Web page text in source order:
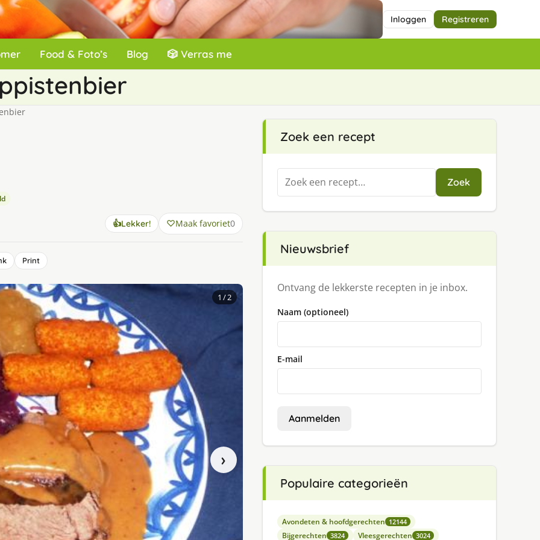
Inloggen Registreren
Food & Foto’s Blog 🎲 Verras me
👍Lekker! Maak favoriet0
Print
›
1 / 2
Zoek een recept
Zoeken
naar:
Zoek
Nieuwsbrief
Ontvang de lekkerste recepten in je inbox.
Naam (optioneel)
E-mail
Aanmelden
Populaire categorieën
Avondeten & hoofdgerechten 12144
Bijgerechten 3824 Vleesgerechten 3024